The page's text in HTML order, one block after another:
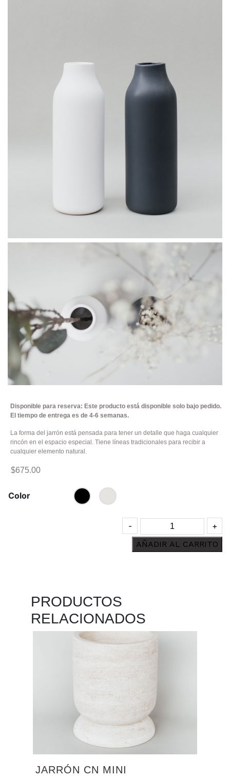
Disponible para reserva: Este producto está disponible solo bajo pedido.
El tiempo de entrega es de 4-6 semanas.
La forma del jarrón está pensada para tener un detalle que haga cualquier
rincón en el espacio especial. Tiene líneas tradicionales para recibir a
cualquier elemento natural.
$675.00
Color
Florero
de
cerámica
- +
AÑADIR AL CARRITO
PRODUCTOS
RELACIONADOS
JARRÓN CN MINI